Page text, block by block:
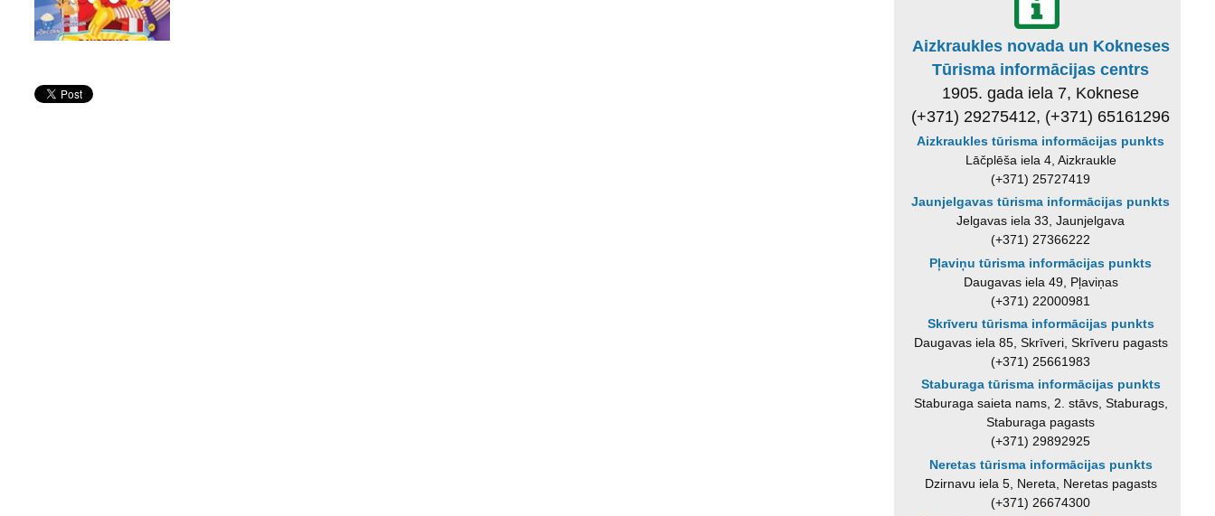
Aizkraukles novada un Kokneses
Tūrisma informācijas centrs
1905. gada iela 7, Koknese
(+371) 29275412, (+371) 65161296
Aizkraukles tūrisma informācijas punkts
Lāčplēša iela 4, Aizkraukle
(+371) 25727419
Jaunjelgavas tūrisma informācijas punkts
Jelgavas iela 33, Jaunjelgava
(+371) 27366222
Pļaviņu tūrisma informācijas punkts
Daugavas iela 49, Pļaviņas
(+371) 22000981
Skrīveru tūrisma informācijas punkts
Daugavas iela 85, Skrīveri, Skrīveru pagasts
(+371) 25661983
Staburaga tūrisma informācijas punkts
Staburaga saieta nams, 2. stāvs, Staburags,
Staburaga pagasts
(+371) 29892925
Neretas tūrisma informācijas punkts
Dzirnavu iela 5, Nereta, Neretas pagasts
(+371) 26674300